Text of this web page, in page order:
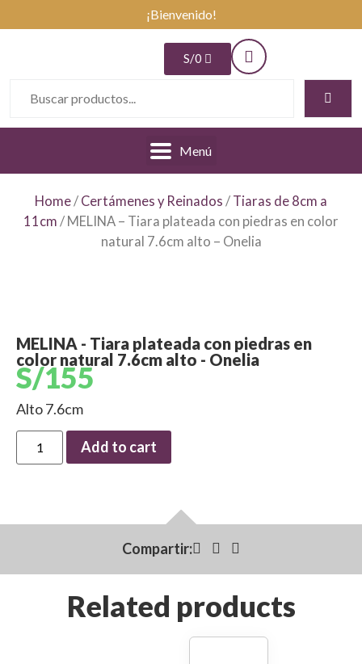
¡Bienvenido!
S/0
Menú
Home/ Certámenes y Reinados / Tiaras de 8cm a
11cm / MELINA – Tiara plateada con piedras en color
natural 7.6cm alto – Onelia
MELINA - Tiara plateada con piedras en
color natural 7.6cm alto - Onelia
S/155
Alto 7.6cm
Add to cart
Compartir:
Related products